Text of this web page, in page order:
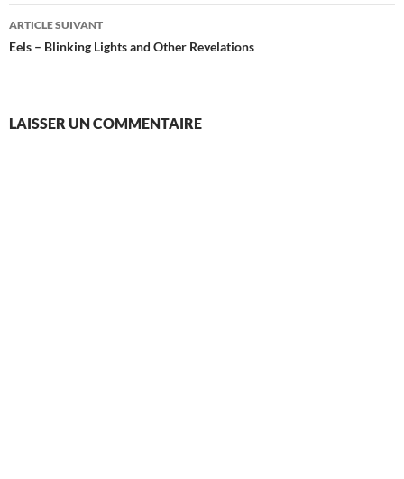
articles
ARTICLE SUIVANT
Eels – Blinking Lights and Other Revelations
LAISSER UN COMMENTAIRE